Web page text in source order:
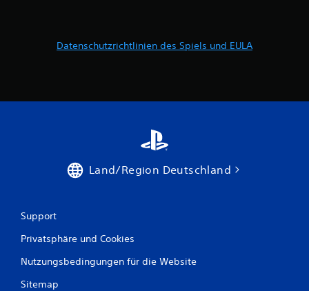
Datenschutzrichtlinien des Spiels und EULA
Land/Region Deutschland
Support
Privatsphäre und Cookies
Nutzungsbedingungen für die Website
Sitemap